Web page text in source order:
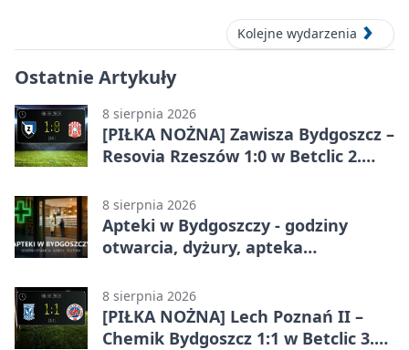
Kolejne wydarzenia
Ostatnie Artykuły
8 sierpnia 2026
[PIŁKA NOŻNA] Zawisza Bydgoszcz –
Resovia Rzeszów 1:0 w Betclic 2.
8 sierpnia 2026
Apteki w Bydgoszczy - godziny
otwarcia, dyżury, apteka
8 sierpnia 2026
[PIŁKA NOŻNA] Lech Poznań II –
Chemik Bydgoszcz 1:1 w Betclic 3.